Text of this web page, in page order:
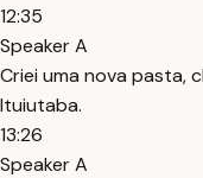
12:35
Speaker A
Criei uma nova pasta,
Ituiutaba.
13:26
Speaker A